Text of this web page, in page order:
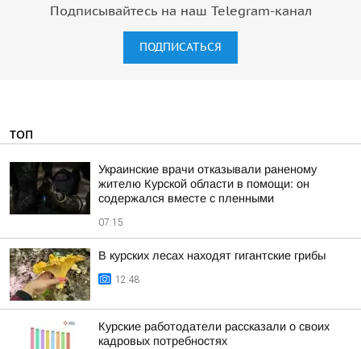
Подписывайтесь на наш Telegram-канал
ПОДПИСАТЬСЯ
ТОП
Украинские врачи отказывали раненому
жителю Курской области в помощи: он
содержался вместе с пленными
07:15
В курских лесах находят гигантские грибы
12:48
Курские работодатели рассказали о своих
кадровых потребностях